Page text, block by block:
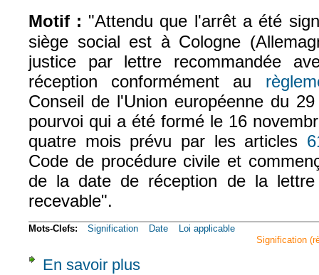
Motif : "Attendu que l'arrêt a été
siège social est à Cologne
justice par lettre recommandée
réception conformément au
Conseil de l'Union européenne du
pourvoi qui a été formé le 16
quatre mois prévu par les articles
Code de procédure civile et
de la date de réception de la
recevable".
Mots-Clefs: Signification Date
Loi applicable
Signification
En savoir plus